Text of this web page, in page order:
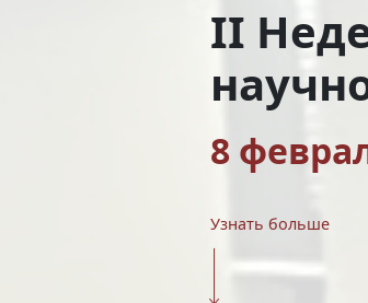
II
8
Узнать больше